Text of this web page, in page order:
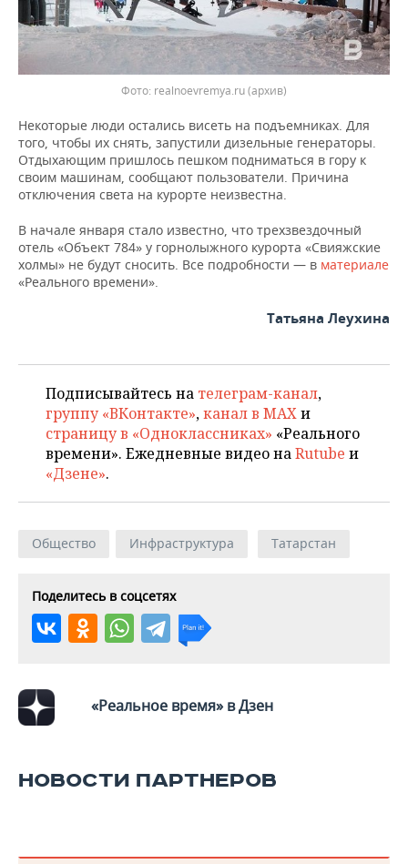
ХОККЕЙ С МЯЧОМ
ПРОИСШЕСТВИЯ
Фото: realnoevremya.ru (архив)
Некоторые люди остались висеть на подъемниках. Для
того, чтобы их снять, запустили дизельные генераторы.
Отдыхающим пришлось пешком подниматься в гору к
своим машинам, сообщают пользователи. Причина
отключения света на курорте неизвестна.
В начале января стало известно, что трехзвездочный
отель «Объект 784» у горнолыжного курорта «Свияжские
холмы» не будут сносить. Все подробности — в материале
«Реального времени».
Татьяна Леухина
Подписывайтесь на телеграм-канал,
группу «ВКонтакте»,канал в MAXи
страницу в «Одноклассниках» «Реального
времени». Ежедневные видео наRutube и
«Дзене».
Общество Инфраструктура Татарстан
Поделитесь в соцсетях
«Реальное время» в Дзен
НОВОСТИ ПАРТНЕРОВ